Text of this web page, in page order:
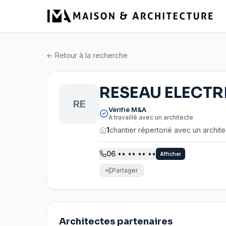
← Retour à la recherche
RE
RESEAU
Vérifié M&A
A travaillé avec un architecte
1chantier répertorié avec un
06 •• •• •• •• Afficher
Partager
Architectes partenaires